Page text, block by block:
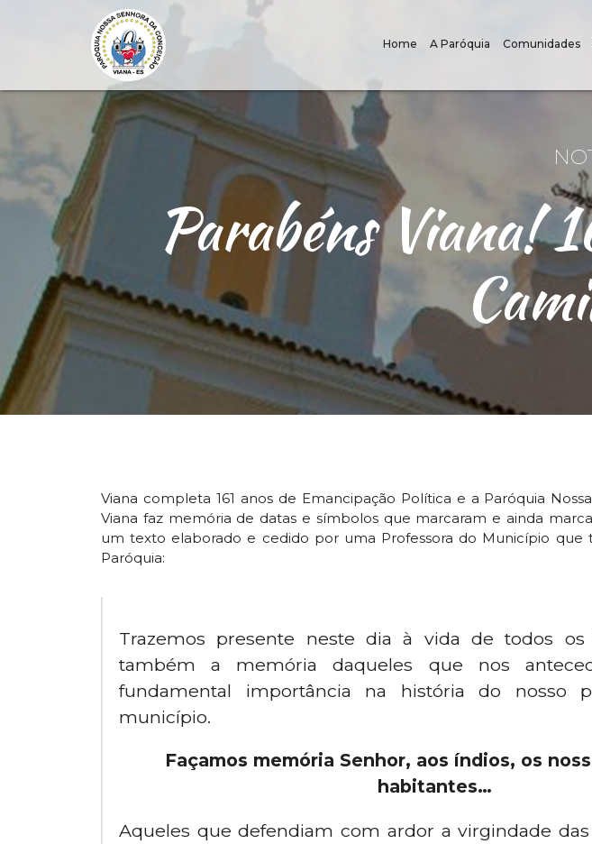
Home A Paróquia Comunidades
Parabéns Viana!
Viana completa 161 anos de Emancipação Política e a Paróquia
Viana faz memória de datas e símbolos que marcaram e ainda
um texto elaborado e cedido por uma Professora do Município
Paróquia:
Trazemos presente neste dia à vida de todos os
também a memória daqueles que nos
fundamental importância na história do nosso
município.
Façamos memória Senhor, aos índios, os
habitantes…
Aqueles que defendiam com ardor a virgindade das